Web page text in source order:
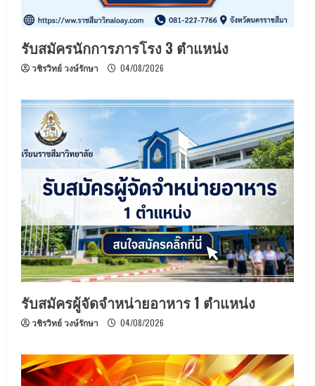
รับสมัครนักการภารโรง 3 ตำแหน่ง
วชิรวิทย์ วงษ์รักษา 04/08/2026
รับสมัครผู้จัดจำหน่ายอาหาร 1 ตำแหน่ง
วชิรวิทย์ วงษ์รักษา 04/08/2026